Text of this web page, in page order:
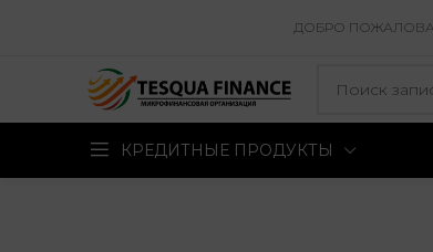
ДОБРО
КРЕДИТНЫЕ ПРОДУКТЫ